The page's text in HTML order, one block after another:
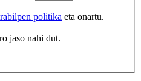
politika eta onartu.
jaso nahi dut.